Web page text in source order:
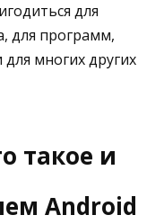
для
для программ,
многих других
такое и
Android